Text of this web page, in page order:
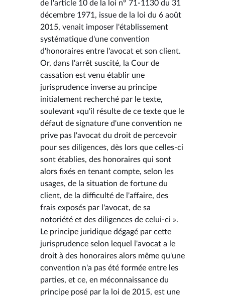
de l'article 10 de la loi n° 71-1130 du 31
décembre 1971, issue de la loi du 6 août
2015, venait imposer l'établissement
systématique d'une convention
d'honoraires entre l'avocat et son client.
Or, dans l'arrêt suscité, la Cour de
cassation est venu établir une
jurisprudence inverse au principe
initialement recherché par le texte,
soulevant «qu'il résulte de ce texte que le
défaut de signature d'une convention ne
prive pas l'avocat du droit de percevoir
pour ses diligences, dès lors que celles-ci
sont établies, des honoraires qui sont
alors fixés en tenant compte, selon les
usages, de la situation de fortune du
client, de la difficulté de l'affaire, des
frais exposés par l'avocat, de sa
notoriété et des diligences de celui-ci ».
Le principe juridique dégagé par cette
jurisprudence selon lequel l'avocat a le
droit à des honoraires alors même qu'une
convention n'a pas été formée entre les
parties, et ce, en méconnaissance du
principe posé par la loi de 2015, est une